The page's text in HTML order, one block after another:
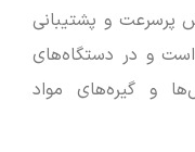
پرسرعت و پشتیبانی
و در دستگاه‌های
و گیره‌های مواد